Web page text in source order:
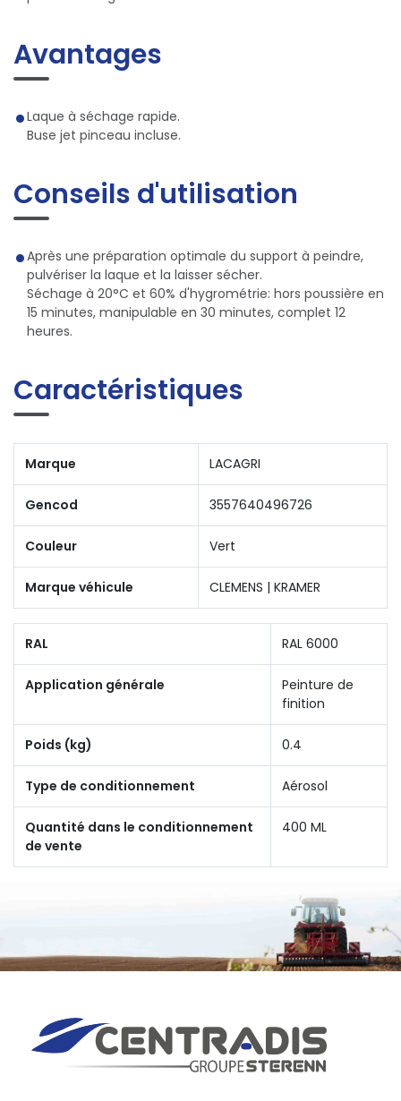
Avantages
Laque à séchage rapide.
Buse jet pinceau incluse.
Conseils d'utilisation
Après une préparation optimale du support à peindre,
pulvériser la laque et la laisser sécher.
Séchage à 20°C et 60% d'hygrométrie: hors poussière en
15 minutes, manipulable en 30 minutes, complet 12
heures.
Caractéristiques
Marque LACAGRI
Gencod 3557640496726
Couleur Vert
Marque véhicule CLEMENS | KRAMER
RAL RAL 6000
Application générale
Peinture de
finition
Poids (kg) 0.4
Type de conditionnement Aérosol
Quantité dans le conditionnement
de vente
400 ML